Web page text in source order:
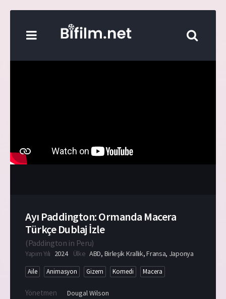
Ayı Paddington: Ormanda Macera
Türkçe Dublaj İzle
(Paddington in Peru)
Yapım Yılı 2024 Ülke ABD, Birleşik Krallık,Fransa, Japonya
Aile Animasyon Gizem Komedi Macera
Yönetmen Dougal Wilson